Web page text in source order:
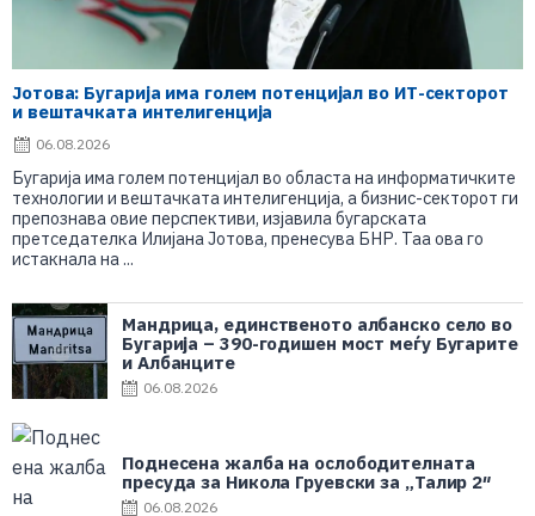
Јотова: Бугарија има голем потенцијал во ИТ-секторот
и вештачката интелигенција
06.08.2026
Бугарија има голем потенцијал во областа на информатичките
технологии и вештачката интелигенција, а бизнис-секторот ги
препознава овие перспективи, изјавила бугарската
претседателка Илијана Јотова, пренесува БНР. Таа ова го
истакнала на ...
Мандрица, единственото албанско село во
Бугарија – 390-годишен мост меѓу Бугарите
и Албанците
06.08.2026
Поднесена жалба на ослободителната
пресуда за Никола Груевски за „Талир 2″
06.08.2026